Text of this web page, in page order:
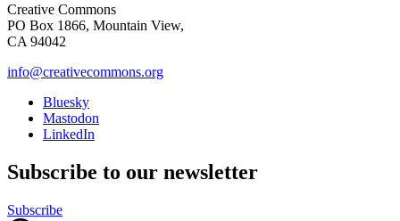
Creative Commons
PO Box 1866, Mountain View,
CA 94042
info@creativecommons.org
Bluesky
Mastodon
LinkedIn
Subscribe to our newsletter
Subscribe